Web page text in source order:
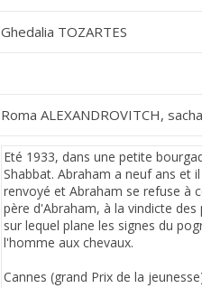
Ghedalia TOZARTES
Roma ALEXANDROVITCH,